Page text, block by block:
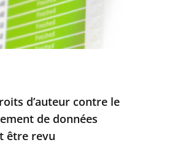
d’auteur contre le
de données
être revu